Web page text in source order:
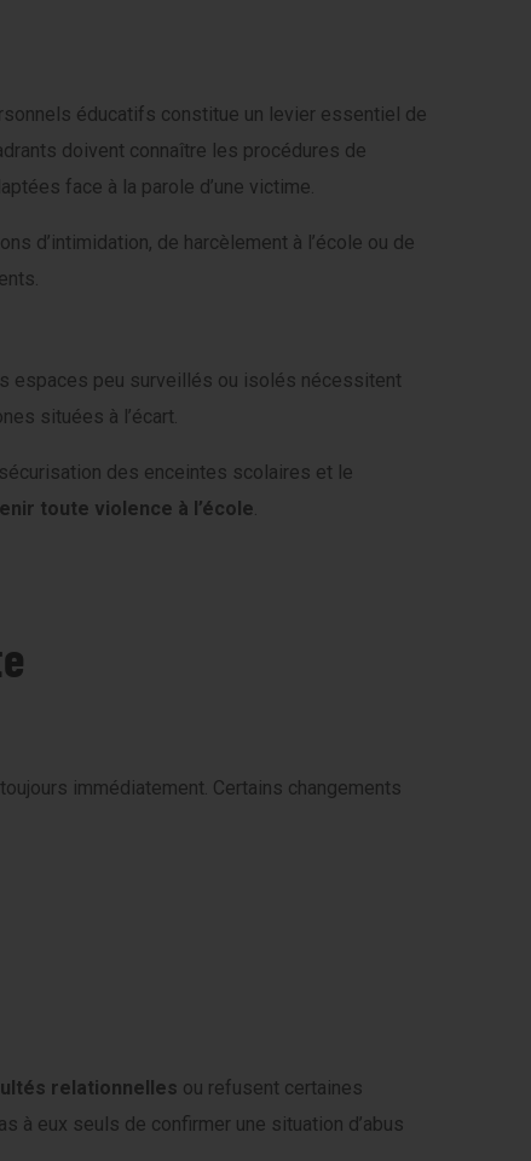
éducatifs constitue un levier essentiel de
doivent connaître les procédures de
face à la parole d’une victime.
d’intimidation, de harcèlement à l’école ou de
espaces peu surveillés ou isolés nécessitent
situées à l’écart.
des enceintes scolaires et le
toute violence à l’école
immédiatement. Certains changements
relationnelles ou refusent certaines
à eux seuls de confirmer une situation d’abus